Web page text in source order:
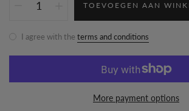
TOEVOEGEN AAN
I agree with the terms and conditions
More payment options